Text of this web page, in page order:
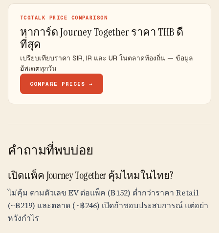
TCGTALK PRICE COMPARISON
หาการ์ด Journey Together ราคา THB ดี
ที่สุด
เปรียบเทียบราคา SIR, IR และ UR ในตลาดท้องถิ่น — ข้อมูล
อัพเดตทุกวัน
COMPARE PRICES →
คำถามที่พบบ่อย
เปิดแพ็ค Journey Together คุ้มไหมในไทย?
ไม่คุ้ม ตามตัวเลข EV ต่อแพ็ค (฿152) ต่ำกว่าราคา Retail
(~฿219) และตลาด (~฿246) เปิดถ้าชอบประสบการณ์ แต่อย่า
หวังกำไร